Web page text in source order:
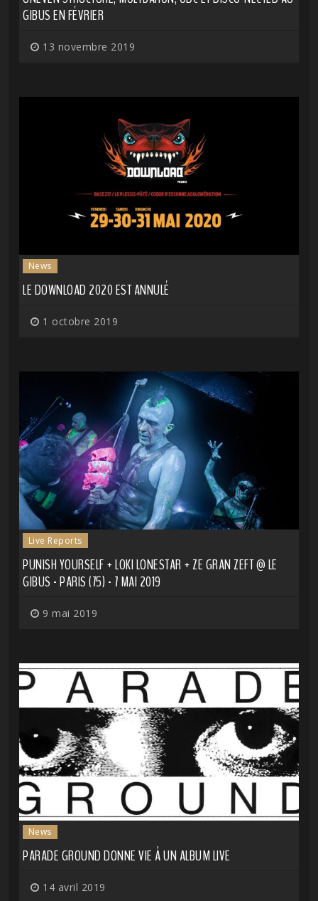
GIBUS EN FÉVRIER
13 novembre 2019
News
LE DOWNLOAD 2020 EST ANNULÉ
1 octobre 2019
Live Reports
PUNISH YOURSELF + LOKI LONESTAR + ZE GRAN ZEFT @ LE
GIBUS - PARIS (75) - 7 MAI 2019
9 mai 2019
News
PARADE GROUND DONNE VIE À UN ALBUM LIVE
14 avril 2019